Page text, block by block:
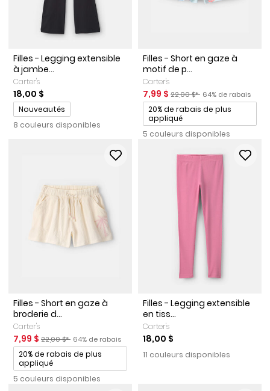
Filles - Legging extensible
à jambe...
Carter's
18,00 $
Promotions
Nouveautés
8 couleurs disponibles
Filles - Short en gaze à
motif de p...
Carter's
Prix de solde
7,99 $ Prix ​​de détail suggéré par le
22,00 $* Pourcentage de
64% de rabais
Promotions
20% de rabais de plus
appliqué
5 couleurs disponibles
Filles - Short en gaze à
broderie d...
Carter's
Prix de solde
7,99 $ Prix ​​de détail suggéré par le fabricant
22,00 $* Pourcentage de rabais
64% de rabais
Promotions
20% de rabais de plus
appliqué
5 couleurs disponibles
Filles - Legging extensible
en tiss...
Carter's
18,00 $
11 couleurs disponibles